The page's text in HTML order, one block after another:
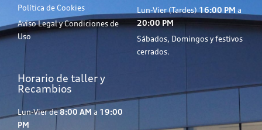
Política de Cookies
Aviso Legal y Condiciones de
Uso
Lun-Vier (Tardes) 16:00 PM a
20:00 PM
Sábados, Domingos y festivos
cerrados.
Horario de taller y
Recambios
Lun-Vier de8:00 AM a 19:00
PM